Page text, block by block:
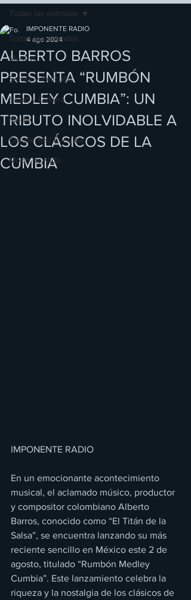
Todas las entradas
Música
Series y Películas
Salud y Cultura
Moda
Conciertos/ Eventos
Modo de Vida
Todas las entradas
ALBERTO BARROS
PRESENTA “RUMBÓN
MEDLEY CUMBIA”: UN
TRIBUTO INOLVIDABLE A
LOS CLÁSICOS DE LA
CUMBIA
IMPONENTE RADIO
4 ago 2024
IMPONENTE RADIO
En un emocionante acontecimiento
musical, el aclamado músico, productor
y compositor colombiano Alberto
Barros, conocido como “El Titán de la
Salsa”, se encuentra lanzando su más
reciente sencillo en México este 2 de
agosto, titulado “Rumbón Medley
Cumbia”. Este lanzamiento celebra la
riqueza y la nostalgia de los clásicos de